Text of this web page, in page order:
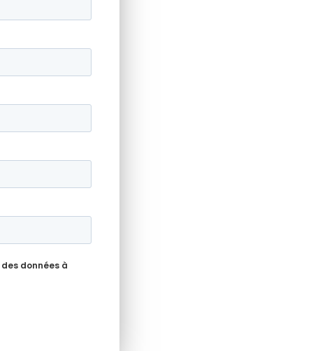
données à